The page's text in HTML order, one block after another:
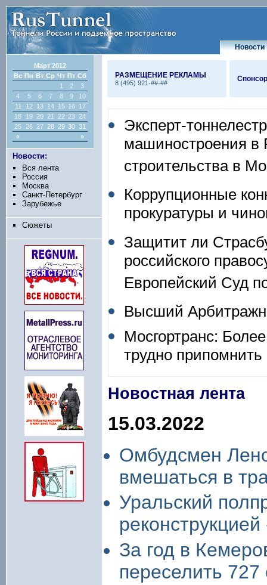
Новости
Март 2012
Вс Пн Вт Ср Чт Пт Сб
1
2
3
4
5 6 7 8 9
10
11
12 13 14 15 16
17
18
19 20 21 22 23
24
25
26 27 28 29 30 31
«
»
Новости:
Вся лента
Россия
Москва
Санкт-Петербург
Зарубежье
Сюжеты
РАЗМЕЩЕНИЕ РЕКЛАМЫ
8 (495) 921-##-##
Эксперт-
машиностроения в
строительства в
Коррупционные
прокуратуры и
Защитит ли
российского
Европейский Суд
Высший
Мосгортранс:
трудно припомнить
Новостная лента
15.03.2022
Омбудсмен
вмешаться в
Уральский
За год в
переселить